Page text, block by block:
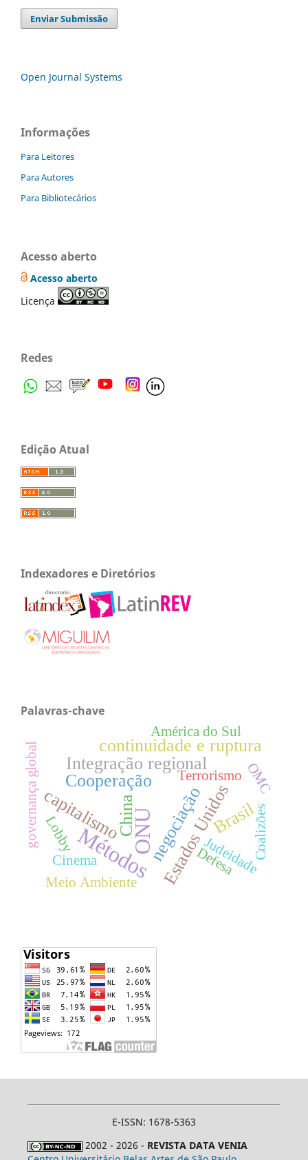
Enviar Submissão
Open Journal Systems
Informações
Para Leitores
Para Autores
Para Bibliotecários
Acesso aberto
Acesso aberto
Licença
Redes
Edição Atual
Indexadores e Diretórios
Palavras-chave
ONU
MétodosEstados Unidos
Cooperação
China
capitalismo
Integração regional
Brasil
continuidade e ruptura
negociação
Meio Ambiente
Judeidade
Lobby Coalizões
América do Sul
Cinema
Terrorismo OMC
governança global
Defesa
E-ISSN: 1678-5363
2002 - 2026 - REVISTA DATA VENIA